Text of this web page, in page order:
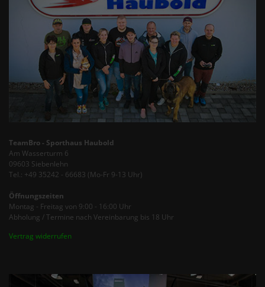
TeamBro - Sporthaus Haubold
Am Wasserturm 6
09603 Siebenlehn
Tel.: +49 35242 - 66683 (Mo-Fr 9-13 Uhr)
Öffnungszeiten
Montag - Freitag von 9:00 - 16:00 Uhr
Abholung / Termine nach Vereinbarung bis 18 Uhr
Vertrag widerrufen